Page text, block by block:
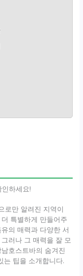
하세요!
로만 알려진 지역이
특별하게 만들어주
의 매력과 다양한 서
러나 그 매력을 잘 모
호스트바의 숨겨진
는 팁을 소개합니다.